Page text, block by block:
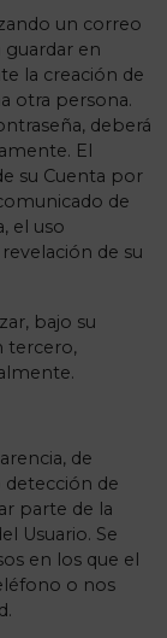
un correo
en
la creación de
otra persona.
deberá
El
su Cuenta por
de
el uso
de su
bajo su
tercero,
de
detección de
parte de la
Usuario. Se
en los que el
o nos